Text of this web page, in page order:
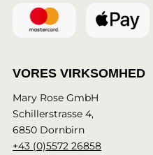
VORES VIRKSOMHED
Mary Rose GmbH
Schillerstrasse 4,
6850 Dornbirn
+43 (0)5572 26858